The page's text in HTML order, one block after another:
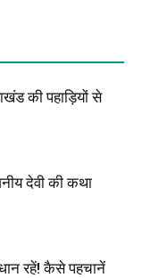
की पहाड़ियों से
देवी की कथा
रहें! कैसे पहचानें